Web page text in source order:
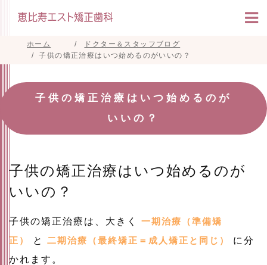
ホーム
ドクター＆スタッフブログ
子供の矯正治療はいつ始めるのがいいの？
子供の矯正治療はいつ始めるのが
いいの？
子供の矯正治療はいつ始めるのが
いいの？
子供の矯正治療は、大きく 一期治療（準備矯
正）
と 二期治療（最終矯正＝成人矯正と同じ）
に分
かれます。